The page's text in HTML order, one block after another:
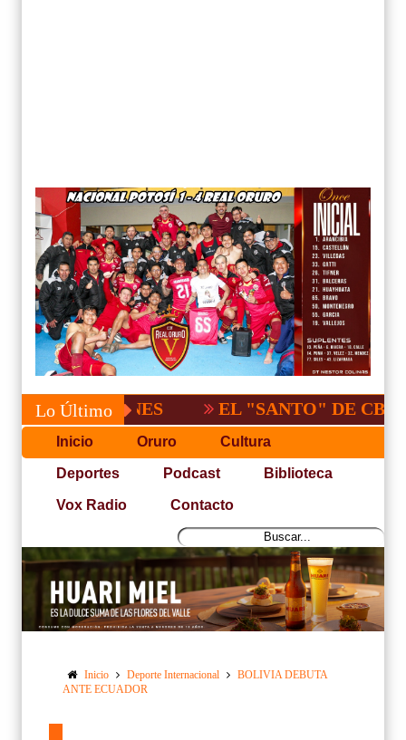
Lo Último EL "SANTO" DE CBBA,
Inicio Oruro Cultura
Deportes Podcast Biblioteca
Vox Radio Contacto
Inicio Deporte Internacional
BOLIVIA DEBUTA
ANTE ECUADOR